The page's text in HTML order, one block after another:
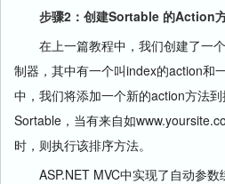
步骤2：创建Sortable 的Action
在上一篇教程中，我们创建了一
制器，其中有一个叫index的action和
中，我们将添加一个新的action方法
Sortable，当有来自如
时，则执行该排序方法。
ASP.NET MVC中实现了自动参数